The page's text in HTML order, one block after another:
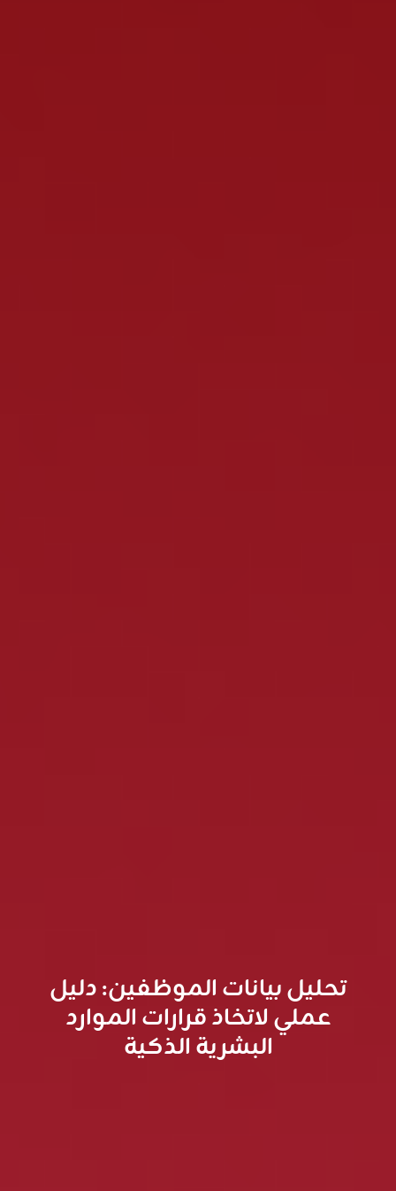
تحليل بيانات الموظفين: دليل
عملي لاتخاذ قرارات الموارد
البشرية الذكية